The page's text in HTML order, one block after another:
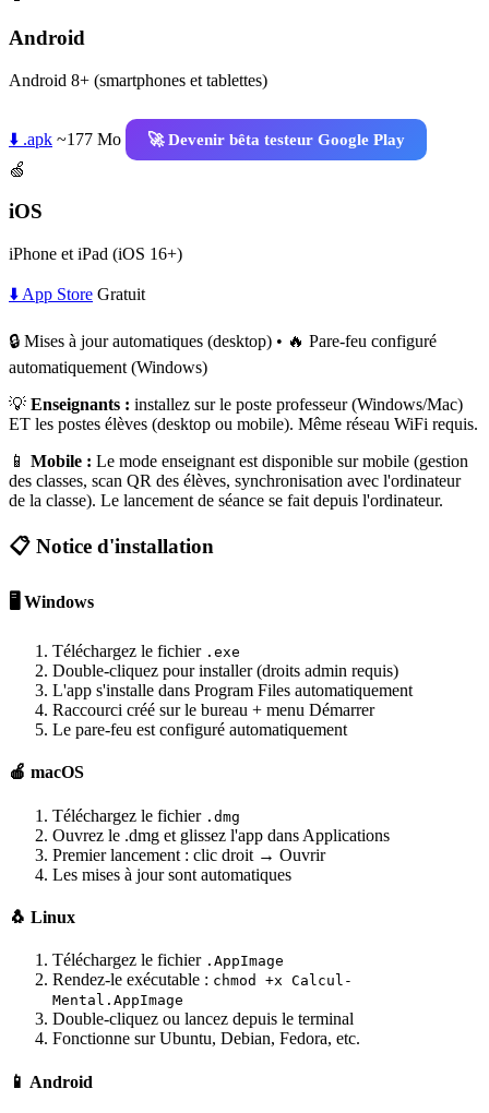
Android
Android 8+ (smartphones et tablettes)
⬇️ .apk ~177 Mo
🚀 Devenir bêta testeur Google Play
🍏
iOS
iPhone et iPad (iOS 16+)
⬇️ App Store Gratuit
🔒 Mises à jour automatiques (desktop) • 🔥 Pare-feu configuré
automatiquement (Windows)
💡 Enseignants : installez sur le poste professeur (Windows/Mac)
ET les postes élèves (desktop ou mobile). Même réseau WiFi requis.
📱 Mobile : Le mode enseignant est disponible sur mobile (gestion
des classes, scan QR des élèves, synchronisation avec l'ordinateur
de la classe). Le lancement de séance se fait depuis l'ordinateur.
📋 Notice d'installation
🖥️ Windows
Téléchargez le fichier .exe
Double-cliquez pour installer (droits admin requis)
L'app s'installe dans Program Files automatiquement
Raccourci créé sur le bureau + menu Démarrer
Le pare-feu est configuré automatiquement
🍎 macOS
Téléchargez le fichier .dmg
Ouvrez le .dmg et glissez l'app dans Applications
Premier lancement : clic droit → Ouvrir
Les mises à jour sont automatiques
🐧 Linux
Téléchargez le fichier .AppImage
Rendez-le exécutable : chmod +x Calcul-
Mental.AppImage
Double-cliquez ou lancez depuis le terminal
Fonctionne sur Ubuntu, Debian, Fedora, etc.
📱 Android